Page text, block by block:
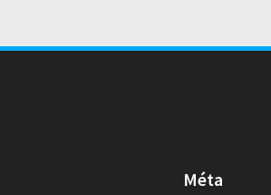
Méta